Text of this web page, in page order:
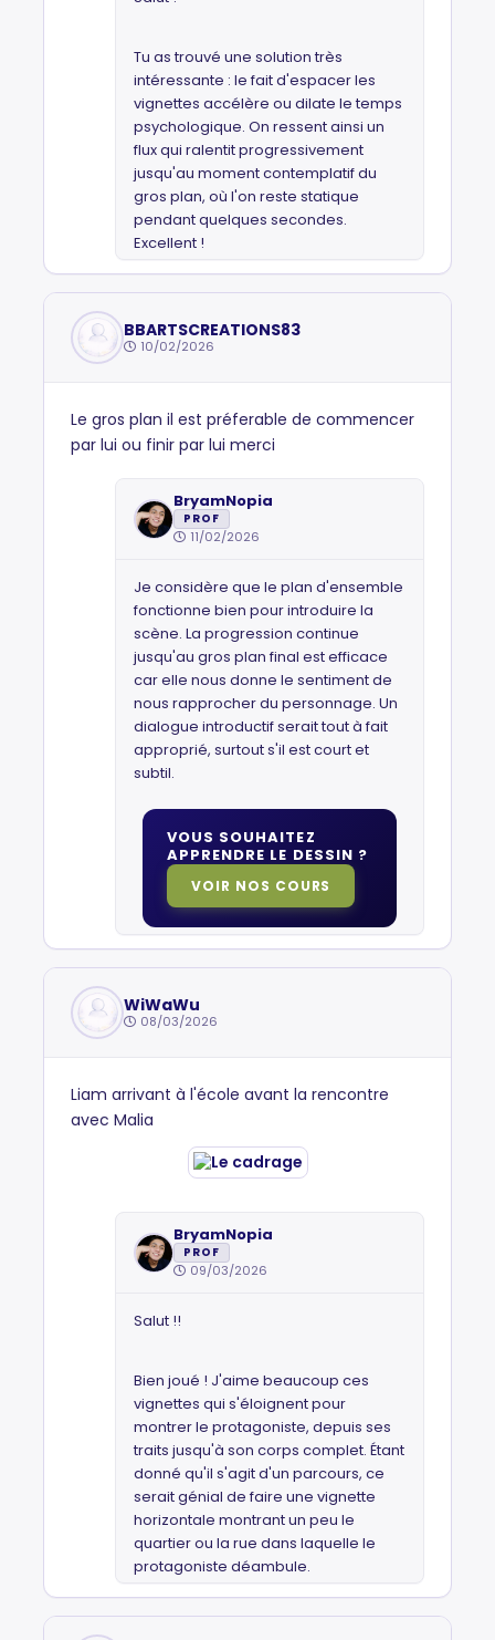
Tu as trouvé une solution très
intéressante : le fait d'espacer les
vignettes accélère ou dilate le temps
psychologique. On ressent ainsi un
flux qui ralentit progressivement
jusqu'au moment contemplatif du
gros plan, où l'on reste statique
pendant quelques secondes.
Excellent !
BBARTSCREATIONS83
10/02/2026
Le gros plan il est préferable de commencer
par lui ou finir par lui merci
BryamNopia
PROF
11/02/2026
Je considère que le plan d'ensemble
fonctionne bien pour introduire la
scène. La progression continue
jusqu'au gros plan final est efficace
car elle nous donne le sentiment de
nous rapprocher du personnage. Un
dialogue introductif serait tout à fait
approprié, surtout s'il est court et
subtil.
VOUS SOUHAITEZ
APPRENDRE LE DESSIN ?
VOIR NOS COURS
WiWaWu
08/03/2026
Liam arrivant à l'école avant la rencontre
avec Malia
BryamNopia
PROF
09/03/2026
Salut !!
Bien joué ! J'aime beaucoup ces
vignettes qui s'éloignent pour
montrer le protagoniste, depuis ses
traits jusqu'à son corps complet. Étant
donné qu'il s'agit d'un parcours, ce
serait génial de faire une vignette
horizontale montrant un peu le
quartier ou la rue dans laquelle le
protagoniste déambule.